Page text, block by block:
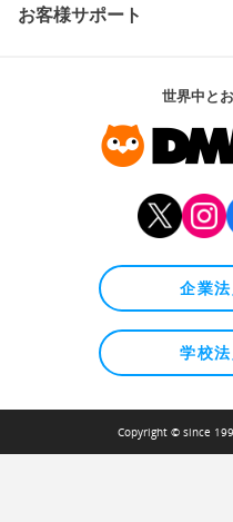
お客様サポート
世界中と
企業
学校
Copyright © since